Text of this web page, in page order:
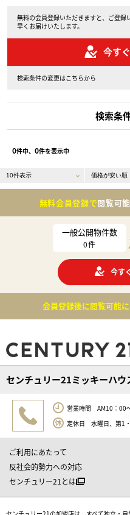
無料の会員登録いただきますと、ご登
早くお届けいたします。
今す
検索条件の変更はこちらから
検索条
0件中、 0件を表示中
無料会員登録で閲覧可
一般公開物件数
0件
今す
会員登録後に閲覧可能
センチュリー21ミッキーハウ
営業時間 AM10：00
定休日 水曜日、第1
ご利用にあたって
反社会的勢力への対応
センチュリー21とは